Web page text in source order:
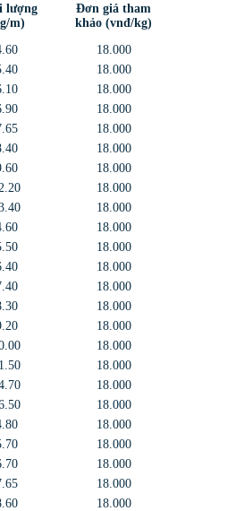
lượng
m)
Đơn giá tham
khảo (vnđ/kg)
18.000
18.000
18.000
18.000
18.000
18.000
18.000
18.000
18.000
18.000
18.000
18.000
18.000
18.000
18.000
18.000
18.000
18.000
18.000
18.000
18.000
18.000
18.000
18.000